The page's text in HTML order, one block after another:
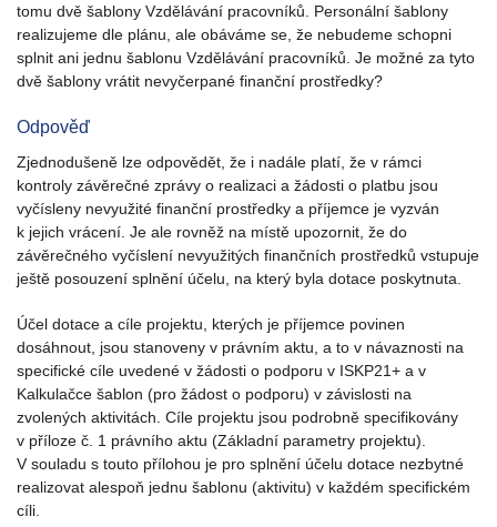
tomu dvě šablony Vzdělávání pracovníků. Personální šablony
realizujeme dle plánu, ale obáváme se, že nebudeme schopni
splnit ani jednu šablonu Vzdělávání pracovníků. Je možné za tyto
dvě šablony vrátit nevyčerpané finanční prostředky?
Odpověď
Zjednodušeně lze odpovědět, že i nadále platí, že v rámci
kontroly závěrečné zprávy o realizaci a žádosti o platbu jsou
vyčísleny nevyužité finanční prostředky a příjemce je vyzván
k jejich vrácení. Je ale rovněž na místě upozornit, že do
závěrečného vyčíslení nevyužitých finančních prostředků vstupuje
ještě posouzení splnění účelu, na který byla dotace poskytnuta.
Účel dotace a cíle projektu, kterých je příjemce povinen
dosáhnout, jsou stanoveny v právním aktu, a to v návaznosti na
specifické cíle uvedené v žádosti o podporu v ISKP21+ a v
Kalkulačce šablon (pro žádost o podporu) v závislosti na
zvolených aktivitách. Cíle projektu jsou podrobně specifikovány
v příloze č. 1 právního aktu (Základní parametry projektu).
V souladu s touto přílohou je pro splnění účelu dotace nezbytné
realizovat alespoň jednu šablonu (aktivitu) v každém specifickém
cíli.